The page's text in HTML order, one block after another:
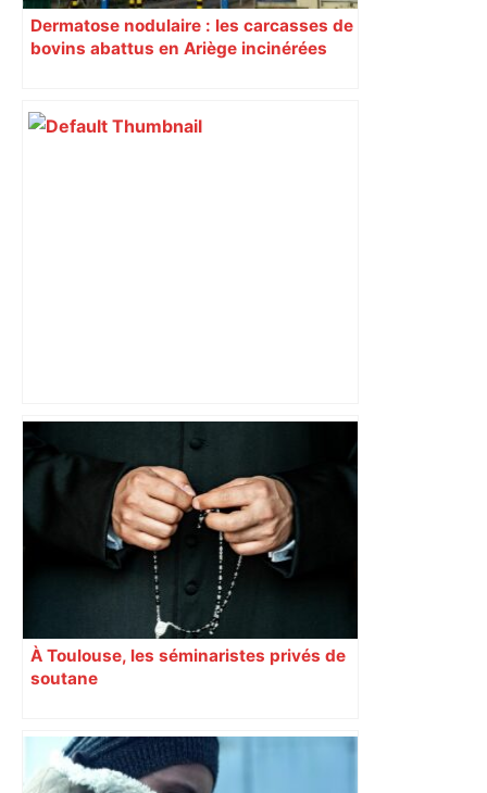
Dermatose nodulaire : les carcasses de
bovins abattus en Ariège incinérées
les agriculteurs manifestent malgré les
interdictions
À Toulouse, les séminaristes privés de
soutane